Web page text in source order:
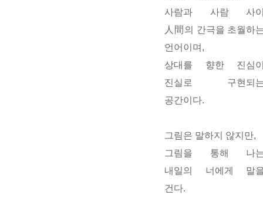
사람과 사람 사
人間의 간극을 초월하
언어이며,
상대를 향한 진심
진실로 구현되
공간이다.
그림은 말하지 않지만,
그림을 통해 나
내일의 너 에게 말
건다.